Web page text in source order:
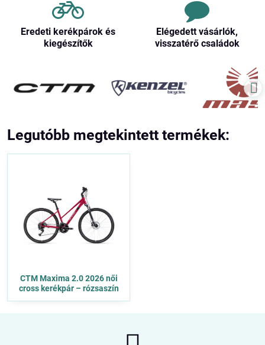
Eredeti kerékpárok és
kiegészítők
Elégedett vásárlók,
visszatérő családok
Legutóbb megtekintett termékek:
CTM Maxima 2.0 2026 női
cross kerékpár – rózsaszín